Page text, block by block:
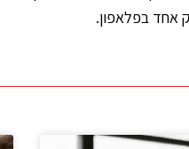
אחד בפלאפון.